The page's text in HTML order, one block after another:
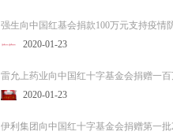
强生向中国红基会捐款100万元支持疫情
2020-01-23
雷允上药业向中国红十字基金会捐赠一
2020-01-23
伊利集团向中国红十字基金会捐赠第一